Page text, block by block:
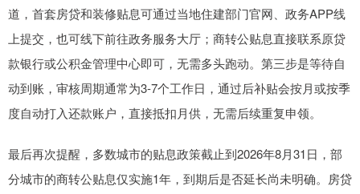
道，首套房贷和装修贴息可通过当地住建部门官网、政务APP线
上提交，也可线下前往政务服务大厅；商转公贴息直接联系原贷
款银行或公积金管理中心即可，无需多头跑动。第三步是等待自
动到账，审核周期通常为3-7个工作日，通过后补贴会按月或按季
度自动打入还款账户，直接抵扣月供，无需后续重复申领。
最后再次提醒，多数城市的贴息政策截止到2026年8月31日，部
分城市的商转公贴息仅实施1年，到期后是否延长尚未明确。房贷